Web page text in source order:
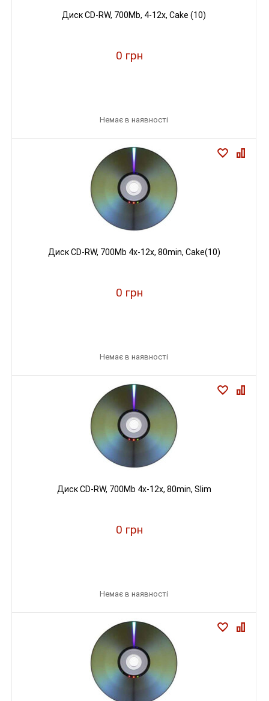
Диск CD-RW, 700Mb, 4-12х, Cake (10)
0 грн
Немає в наявності
Диск CD-RW, 700Mb 4x-12х, 80min, Cake(10)
0 грн
Немає в наявності
Диск CD-RW, 700Mb 4x-12х, 80min, Slim
0 грн
Немає в наявності